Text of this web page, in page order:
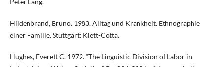
Peter Lang.
Hildenbrand, Bruno. 1983. Alltag und Krankheit. Ethnographie
einer Familie. Stuttgart: Klett-Cotta.
Hughes, Everett C. 1972. “The Linguistic Division of Labor in